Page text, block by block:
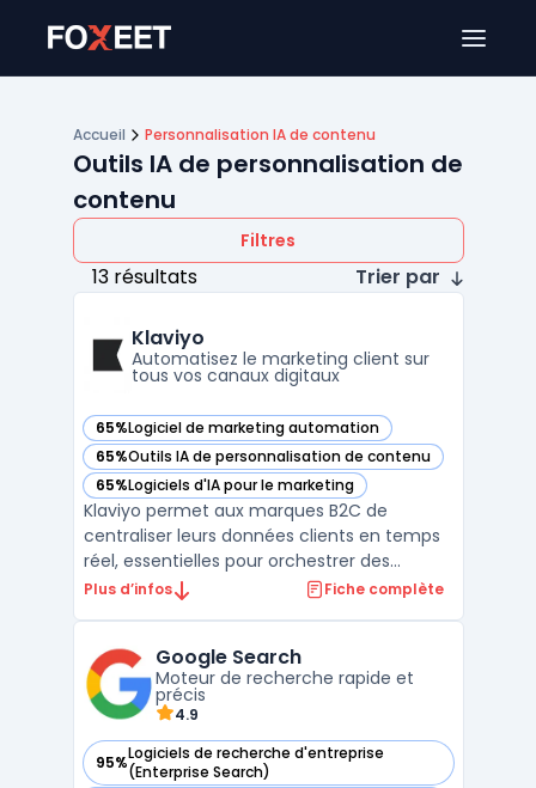
Accueil Personnalisation IA de contenu
Outils IA de personnalisation de
contenu
Filtres
13 résultats Trier par
Klaviyo
Automatisez le marketing client sur
tous vos canaux digitaux
65%Logiciel de marketing automation
— voir Klaviyo dans cette catégorie
65%Outils IA de personnalisation de contenu
— voir Klaviyo dans cette catégorie
65%Logiciels d'IA pour le marketing
— voir Klaviyo dans cette catégorie
Klaviyo permet aux marques B2C de
centraliser leurs données clients en temps
réel, essentielles pour orchestrer des
campagnes multicanales. Les directions
d’engagement issues du web, du mobile et
des plateformes e-comm ...
Plus d’infos Fiche complète
Google Search
Moteur de recherche rapide et
précis
4.9
95%Logiciels de recherche d'entreprise
(Enterprise Search)
— voir Google Search dans cette catégorie